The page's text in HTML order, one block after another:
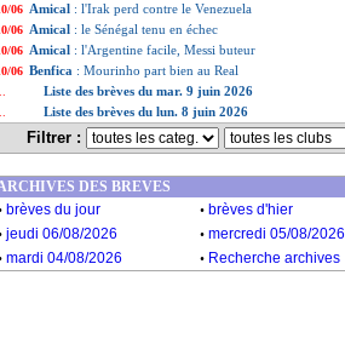
06 Amical : l'Irak perd contre le Venezuela
06 Amical : le Sénégal tenu en échec
06 Amical : l'Argentine facile, Messi buteur
06 Benfica : Mourinho part bien au Real
Liste des brèves du mar. 9 juin 2026
Liste des brèves du lun. 8 juin 2026
Filtrer :
DES BREVES
brèves du jour . brèves d'hier
jeudi 06/08/2026 . mercredi 05/08/2026
mardi 04/08/2026 . Recherche archives